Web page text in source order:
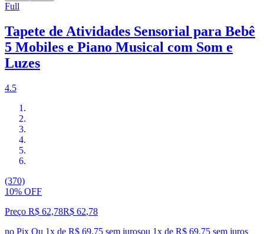
Full
Tapete de Atividades Sensorial para Bebê
5 Mobiles e Piano Musical com Som e
Luzes
4.5
(370)
10% OFF
Preço R$ 62,78R$ 62,78
no Pix Ou 1x de R$ 69,75 sem jurosou 1x de R$ 69,75 sem juros